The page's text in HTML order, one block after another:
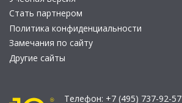
Стать партнером
Политика конфиденциальности
Замечания по сайту
Другие сайты
Телефон: +7 (495) 737-92-57